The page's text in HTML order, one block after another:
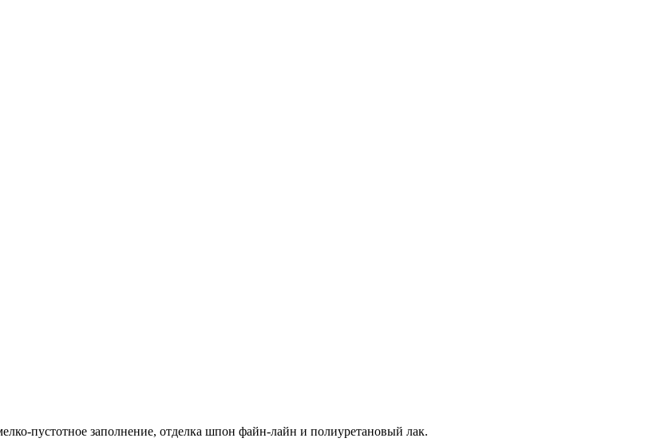
пустотное заполнение, отделка шпон файн-лайн и полиуретановый лак.